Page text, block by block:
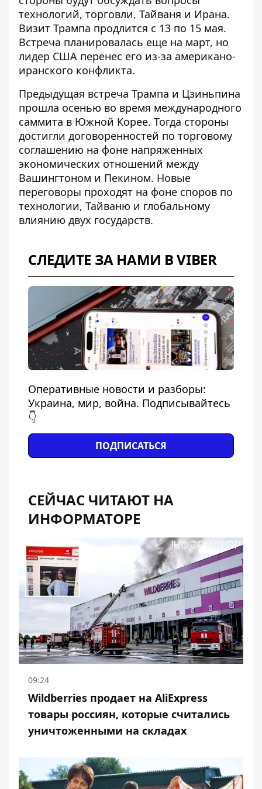
технологий, торговли, Тайваня и Ирана.
Визит Трампа продлится с 13 по 15 мая.
Встреча планировалась еще на март, но
лидер США перенес его из-за американо-
иранского конфликта.
Предыдущая встреча Трампа и Цзиньпина
прошла осенью во время международного
саммита в Южной Корее. Тогда стороны
достигли договоренностей по торговому
соглашению на фоне напряженных
экономических отношений между
Вашингтоном и Пекином. Новые
переговоры проходят на фоне споров по
технологии, Тайваню и глобальному
влиянию двух государств.
СЛЕДИТЕ ЗА НАМИ В VIBER
Оперативные новости и разборы:
Украина, мир, война. Подписывайтесь
👇
ПОДПИСАТЬСЯ
СЕЙЧАС ЧИТАЮТ НА
ИНФОРМАТОРЕ
09:24
Wildberries продает на AliExpress
товары россиян, которые считались
уничтоженными на складах